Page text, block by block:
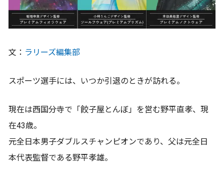
文： ラリーズ編集部
スポーツ選手には、いつか引退のときが訪れる。
現在は西国分寺で「餃子屋とんぼ」を営む野平直孝、現
在43歳。
元全日本男子ダブルスチャンピオンであり、父は元全日
本代表監督である野平孝雄。